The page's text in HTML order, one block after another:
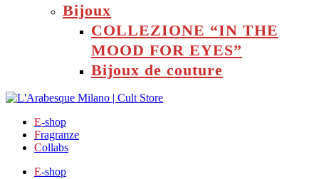
Bijoux
COLLEZIONE “IN THE
MOOD FOR EYES”
Bijoux de couture
E-shop
Fragranze
Collabs
E-shop